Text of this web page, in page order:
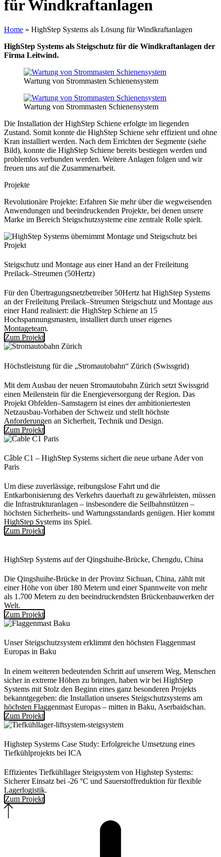
für Windkraftanlagen
Home » HighStep Systems als Lösung für Windkraftanlagen
HighStep Systems als Steigschutz für die Windkraftanlagen der
Firma Leitwind.
Wartung von Strommasten Schienensystem
Wartung von Strommasten Schienensystem
Die Installation der HighStep Schiene erfolgte im liegenden
Zustand. Somit konnte die HighStep Schiene sehr effizient und ohne
Kran installiert werden. Nach dem Errichten der Segmente (siehe
Bild), konnte die HighStep Schiene bereits bestiegen werden und
problemlos verbunden werden. Weitere Anlagen folgen und wir
freuen uns auf die Zusammenarbeit.
Projekte
Revolutionäre Projekte: Erfahren Sie mehr über die wegweisenden
Anwendungen und beeindruckenden Projekte, bei denen unsere
Marke im Bereich Steigschutzsysteme eine zentrale Rolle spielt.
Steigschutz und Montage aus einer Hand an der Freileitung
Preilack–Streumen (50Hertz)
Für den Übertragungsnetzbetreiber 50Hertz hat HighStep Systems
an der Freileitung Preilack–Streumen Steigschutz und Montage aus
einer Hand realisiert: die HighStep Schiene an 15
Hochspannungsmasten, installiert durch unser eigenes
Montageteam.
Zum Projekt
Höchstleistung für die „Stromautobahn“ Zürich (Swissgrid)
Mit dem Ausbau der neuen Stromautobahn Zürich setzt Swissgrid
einen Meilenstein für die Energieversorgung der Region. Das
Projekt Obfelden–Samstagern ist eines der ambitioniertesten
Netzausbau-Vorhaben der Schweiz und stellt höchste
Anforderungen an Sicherheit, Technik und Design.
Zum Projekt
Câble C1 – HighStep Systems sichert die neue urbane Ader von
Paris
Um diese zuverlässige, reibungslose Fahrt und die
Entkarbonisierung des Verkehrs dauerhaft zu gewährleisten, müssen
die Infrastrukturanlagen – insbesondere die Seilbahnstützen –
höchsten Sicherheits- und Wartungsstandards genügen. Hier kommt
HighStep Systems ins Spiel.
Zum Projekt
HighStep Systems auf der Qingshuihe-Brücke, Chengdu, China
Die Qingshuihe-Brücke in der Provinz Sichuan, China, zählt mit
einer Höhe von über 180 Metern und einer Spannweite von mehr
als 1.700 Metern zu den beeindruckendsten Brückenbauwerken der
Welt.
Zum Projekt
Unser Steigschutzsystem erklimmt den höchsten Flaggenmast
Europas in Baku
In einem weiteren bedeutenden Schritt auf unserem Weg, Menschen
sicher in extreme Höhen zu bringen, haben wir bei HighStep
Systems mit Stolz den Beginn eines ganz besonderen Projekts
bekanntgegeben: die Installation unseres Steigschutzsystems am
höchsten Flaggenmast Europas – mitten in Baku, Aserbaidschan.
Zum Projekt
Highstep Systems Case Study: Erfolgreiche Umsetzung eines
Tiefkühlprojekts bei ICA
Effizientes Tiefkühllager Steigsystem von Highstep Systems:
Sicherer Einsatz bei -26 °C und Sauerstoffreduktion für flexible
Lagerlogistik.
Zum Projekt